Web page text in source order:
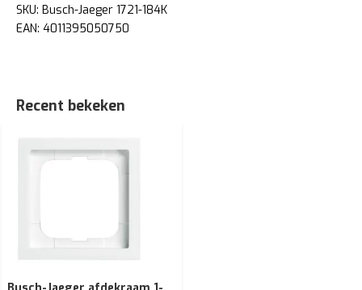
SKU: Busch-Jaeger 1721-184K
EAN: 4011395050750
Recent bekeken